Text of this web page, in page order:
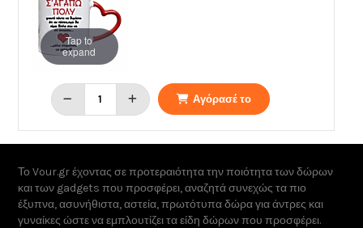
Tap to
expand
Αγόρασέ το
Το Vour.gr έχοντας σε προτεραιότητα την ποιότητα των δώρων
και των gadgets που προσφέρει, αναζητά συνεχώς τα πιο
έξυπνα, ασυνήθιστα, αστεία, πρωτότυπα δώρα για άντρες και
γυναίκες ώστε να εμπλουτίζει τα είδη δώρων που προσφέρει.